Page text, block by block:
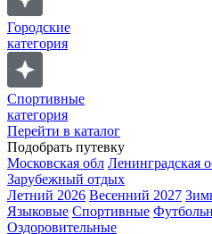
Городские
категория
Спортивные
категория
Перейти в каталог
Подобрать путевку
Московская обл Ленинградская
Зарубежный отдых
Летний 2026 Весенний 2027
Языковые Спортивные
Оздоровительные